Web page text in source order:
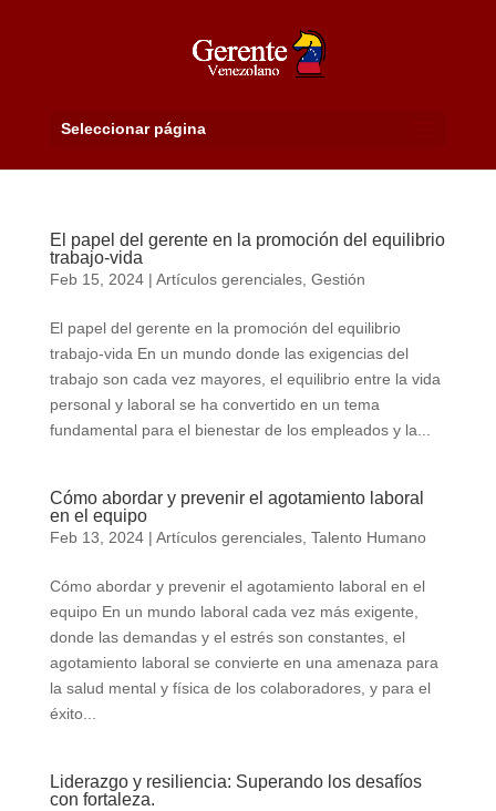
Seleccionar página
El papel del gerente en la promoción del equilibrio
trabajo-vida
Feb 15, 2024| Artículos gerenciales, Gestión
El papel del gerente en la promoción del equilibrio
trabajo-vida En un mundo donde las exigencias del
trabajo son cada vez mayores, el equilibrio entre la vida
personal y laboral se ha convertido en un tema
fundamental para el bienestar de los empleados y la...
Cómo abordar y prevenir el agotamiento laboral
en el equipo
Feb 13, 2024| Artículos gerenciales, Talento Humano
Cómo abordar y prevenir el agotamiento laboral en el
equipo En un mundo laboral cada vez más exigente,
donde las demandas y el estrés son constantes, el
agotamiento laboral se convierte en una amenaza para
la salud mental y física de los colaboradores, y para el
éxito...
Liderazgo y resiliencia: Superando los desafíos
con fortaleza.